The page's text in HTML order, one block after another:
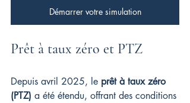
Démarrer votre simulation
Prêt à taux zéro et PTZ
Depuis avril 2025, le prêt à taux zéro
(PTZ) a été étendu, offrant des conditions